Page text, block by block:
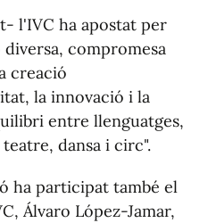
l'IVC ha apostat per
compromesa
creació
la innovació i la
entre llenguatges,
dansa i circ".
ha participat també el
Álvaro López-Jamar,